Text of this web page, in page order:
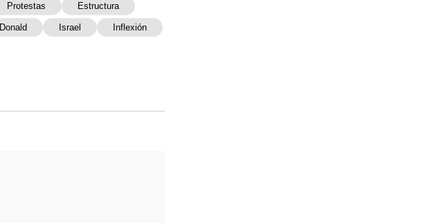
Protestas Estructura
Donald Israel Inflexión